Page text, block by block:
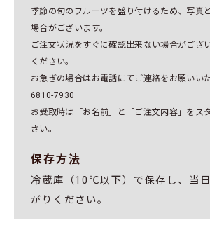
季節の旬のフルーツを盛り付けるため、写真
場合がございます。
ご注文状況をすぐに確認出来ない場合がござ
ください。
お急ぎの場合はお電話にてご連絡をお願いい
6810-7930
お受取時は「お名前」と「ご注文内容」をス
さい。
保存方法
冷蔵庫（10℃以下）で保存し、当
がりください。